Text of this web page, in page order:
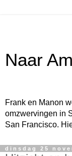
Naar
Frank en Manon
omzwervingen in
San Francisco.
dinsdag 25